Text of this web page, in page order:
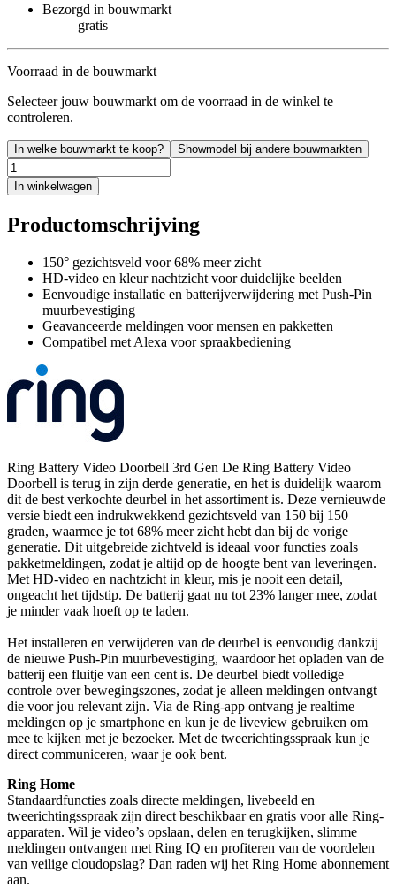
Bezorgd in bouwmarkt
gratis
Voorraad in de bouwmarkt
Selecteer jouw bouwmarkt om de voorraad in de winkel te
controleren.
In welke bouwmarkt te koop? Showmodel bij andere bouwmarkten
In winkelwagen
Productomschrijving
150° gezichtsveld voor 68% meer zicht
HD-video en kleur nachtzicht voor duidelijke beelden
Eenvoudige installatie en batterijverwijdering met Push-Pin
muurbevestiging
Geavanceerde meldingen voor mensen en pakketten
Compatibel met Alexa voor spraakbediening
Ring Battery Video Doorbell 3rd Gen De Ring Battery Video
Doorbell is terug in zijn derde generatie, en het is duidelijk waarom
dit de best verkochte deurbel in het assortiment is. Deze vernieuwde
versie biedt een indrukwekkend gezichtsveld van 150 bij 150
graden, waarmee je tot 68% meer zicht hebt dan bij de vorige
generatie. Dit uitgebreide zichtveld is ideaal voor functies zoals
pakketmeldingen, zodat je altijd op de hoogte bent van leveringen.
Met HD-video en nachtzicht in kleur, mis je nooit een detail,
ongeacht het tijdstip. De batterij gaat nu tot 23% langer mee, zodat
je minder vaak hoeft op te laden.
Het installeren en verwijderen van de deurbel is eenvoudig dankzij
de nieuwe Push-Pin muurbevestiging, waardoor het opladen van de
batterij een fluitje van een cent is. De deurbel biedt volledige
controle over bewegingszones, zodat je alleen meldingen ontvangt
die voor jou relevant zijn. Via de Ring-app ontvang je realtime
meldingen op je smartphone en kun je de liveview gebruiken om
mee te kijken met je bezoeker. Met de tweerichtingsspraak kun je
direct communiceren, waar je ook bent.
Ring Home
Standaardfuncties zoals directe meldingen, livebeeld en
tweerichtingsspraak zijn direct beschikbaar en gratis voor alle Ring-
apparaten. Wil je video’s opslaan, delen en terugkijken, slimme
meldingen ontvangen met Ring IQ en profiteren van de voordelen
van veilige cloudopslag? Dan raden wij het Ring Home abonnement
aan.